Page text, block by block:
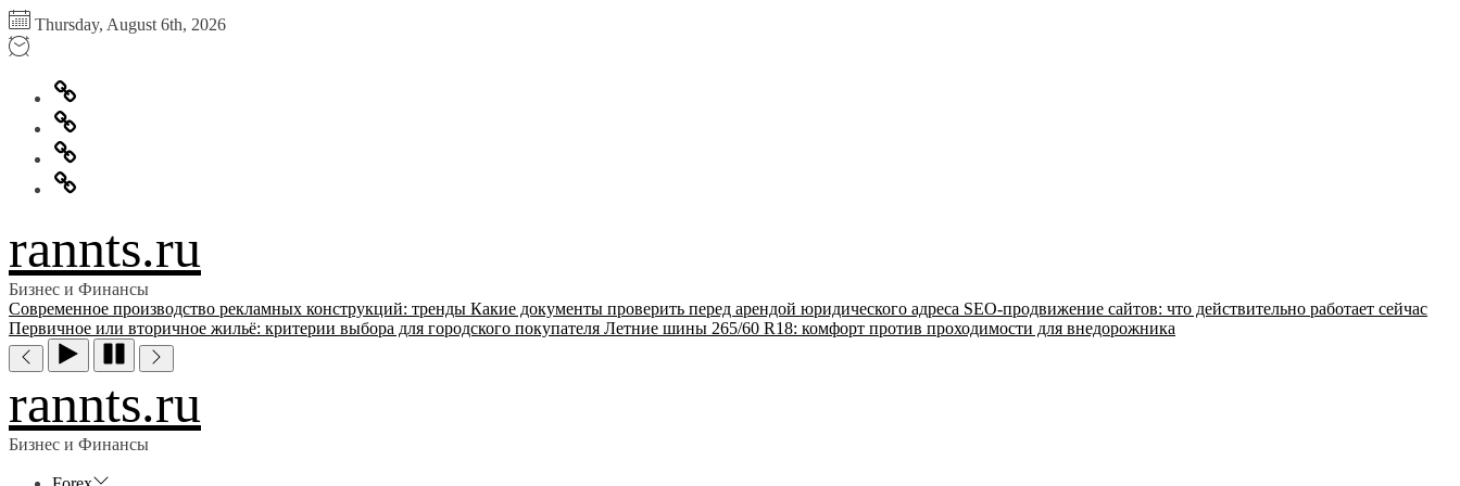
Перейти
к
содержимому
Thursday, August 6th, 2026
Главная
Информация
для
правообладателей
Обратная
связь
Политика
конфиденциальности
rannts.ru
Бизнес и Финансы
Современное производство рекламных конструкций: тренды Какие документы проверить перед арендой юридического адреса SEO-продвижение сайтов: что действительно работает сейчас
Первичное или вторичное жильё: критерии выбора для городского покупателя Летние шины 265/60 R18: комфорт против проходимости для внедорожника
rannts.ru
Бизнес и Финансы